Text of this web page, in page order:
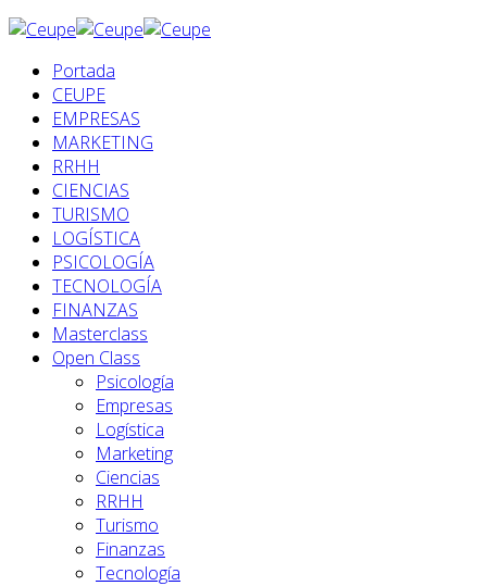
Portada
CEUPE
EMPRESAS
MARKETING
RRHH
CIENCIAS
TURISMO
LOGÍSTICA
PSICOLOGÍA
TECNOLOGÍA
FINANZAS
Masterclass
Open Class
Psicología
Empresas
Logística
Marketing
Ciencias
RRHH
Turismo
Finanzas
Tecnología